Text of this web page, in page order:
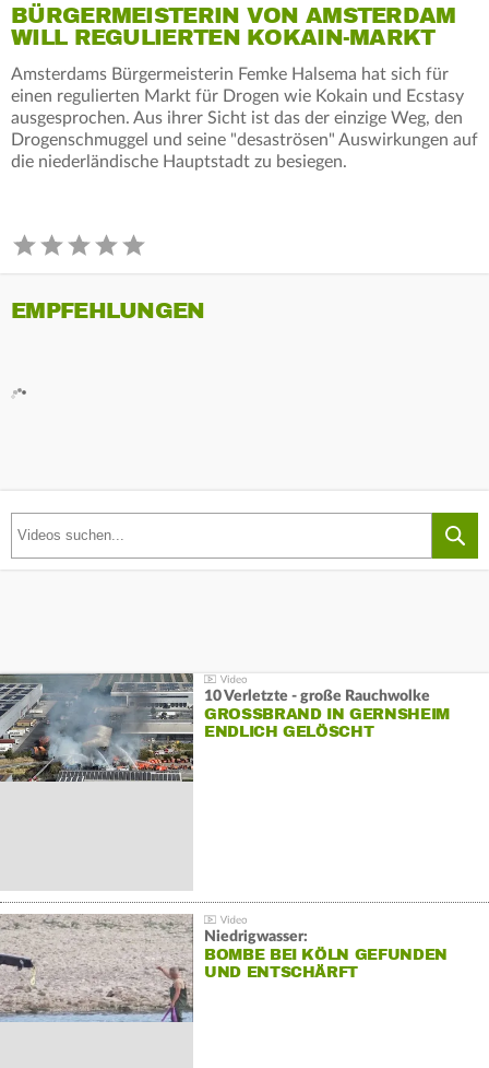
BÜRGERMEISTERIN VON AMSTERDAM
WILL REGULIERTEN KOKAIN-MARKT
Amsterdams Bürgermeisterin Femke Halsema hat sich für
einen regulierten Markt für Drogen wie Kokain und Ecstasy
ausgesprochen. Aus ihrer Sicht ist das der einzige Weg, den
Drogenschmuggel und seine "desaströsen" Auswirkungen auf
die niederländische Hauptstadt zu besiegen.
EMPFEHLUNGEN
10 Verletzte - große Rauchwolke
GROSSBRAND IN GERNSHEIM E
NDLICH GELÖSCHT
Niedrigwasser:
BOMBE BEI KÖLN GEFUNDEN
UND ENTSCHÄRFT